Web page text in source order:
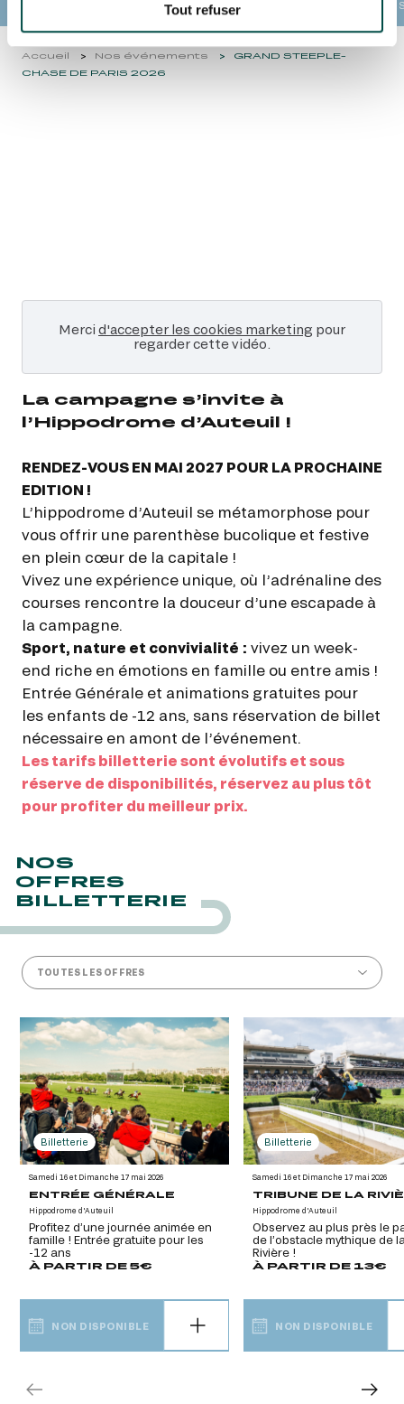
Tout refuser
ALERTE BILLETTERIE
OFFRES BILLETTERIE ET HOSPITALITÉS ANIMATIONS GRATUITES
Accueil Nos événements
GRAND STEEPLE-
CHASE DE PARIS 2026
Merci d'accepter les cookies marketing pour
regarder cette vidéo.
La campagne s’invite à
l’Hippodrome d’Auteuil !
RENDEZ-VOUS EN MAI 2027 POUR LA PROCHAINE
EDITION !
L’hippodrome d’Auteuil se métamorphose pour
vous offrir une parenthèse bucolique et festive
en plein cœur de la capitale !
Vivez une expérience unique, où l’adrénaline des
courses rencontre la douceur d’une escapade à
la campagne.
Sport, nature et convivialité : vivez un week-
end riche en émotions en famille ou entre amis !
Entrée Générale et animations gratuites pour
les enfants de -12 ans, sans réservation de billet
nécessaire en amont de l’événement.
Les tarifs billetterie sont évolutifs et sous
réserve de disponibilités, réservez au plus tôt
pour profiter du meilleur prix.
NOS
OFFRES
BILLETTERIE
TOUTES LES OFFRES
Billetterie
Samedi 16 et Dimanche 17 mai 2026
ENTRÉE GÉNÉRALE
Hippodrome d'Auteuil
Profitez d’une journée animée en
famille ! Entrée gratuite pour les
-12 ans
À PARTIR DE 5€
NON DISPONIBLE
Billetterie
Samedi 16 et Dimanche 17 mai 2026
TRIBUNE DE LA
Hippodrome d'Auteuil
Observez au plus près le
de l’obstacle mythique de
Rivière !
À PARTIR DE 13€
NON DISPONIBLE